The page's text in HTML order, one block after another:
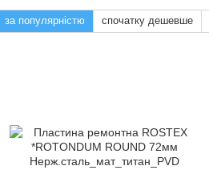
за популярністю спочатку дешевше